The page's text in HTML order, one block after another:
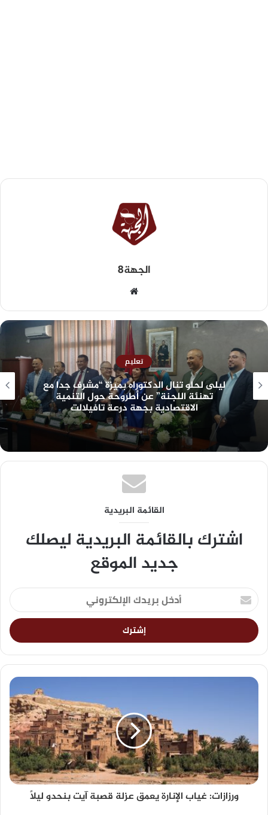
الجهة8
تعليم
ليلى لحلو تنال الدكتوراه بميزة “مشرف جدا مع
تهنئة اللجنة” عن أطروحة حول التنمية
الاقتصادية بجهة درعة تافيلالت
القائمة البريدية
اشترك بالقائمة البريدية ليصلك
جديد الموقع
ورزازات: غياب الإنارة يعمق عزلة قصبة آيت بنحدو ليلاً